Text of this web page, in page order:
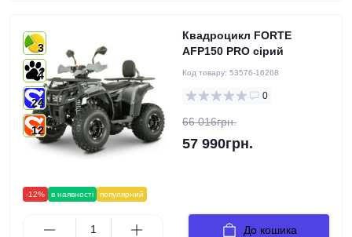
-12% в наявності популярний
3
4
24
12
Квадроцикл FORTE
AFP150 PRO сірий
Код товару: 53576-16268
0
66 016грн.
57 990грн.
До кошика